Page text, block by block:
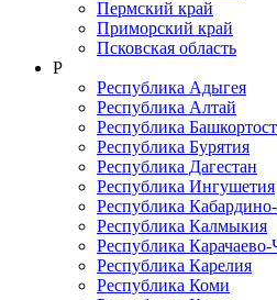
Пермский край
Приморский край
Псковская область
Р
Республика Адыгея
Республика Алтай
Республика
Республика Бурятия
Республика Дагестан
Республика Ингушетия
Республика
Республика Калмыкия
Республика Карачаево-
Республика Карелия
Республика Коми